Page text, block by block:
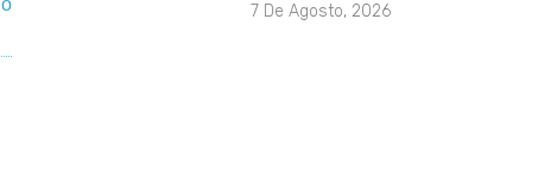
7 De Agosto, 2026